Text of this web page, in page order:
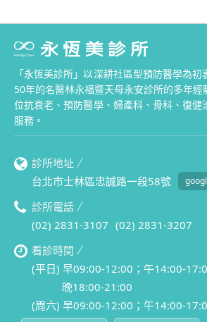
「永恆美診所」以深耕社區型預防醫學為
50年的名醫林永福暨天母永安診所的多年經
位抗衰老、預防醫學、婦產科、骨科、復健
服務。
診所地址
台北市士林區忠誠路一段58號
診所電話
(02) 2831-3107 (02) 2831-3207
看診時間
(平日) 早09:00-12:00；午14:00-
晚18:00-21:00
(周六) 早09:00-12:00；午14:00-